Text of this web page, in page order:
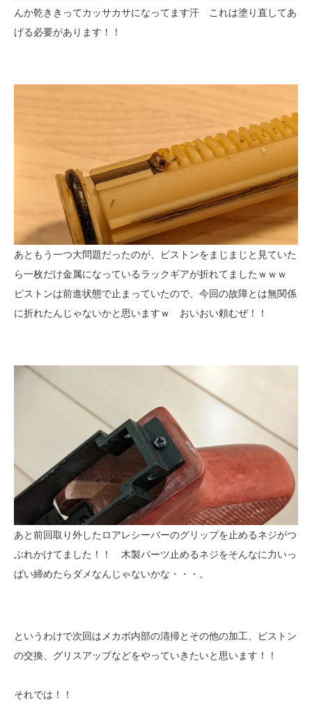
んか乾ききってカッサカサになってます汗 これは塗り直してあ
げる必要があります！！
あともう一つ大問題だったのが、ピストンをまじまじと見ていた
ら一枚だけ金属になっているラックギアが折れてましたｗｗｗ
ピストンは前進状態で止まっていたので、今回の故障とは無関係
に折れたんじゃないかと思いますｗ おいおい頼むぜ！！
あと前回取り外したロアレシーバーのグリップを止めるネジがつ
ぶれかけてました！！ 木製パーツ止めるネジをそんなに力いっ
ぱい締めたらダメなんじゃないかな・・・。
というわけで次回はメカボ内部の清掃とその他の加工、ピストン
の交換、グリスアップなどをやっていきたいと思います！！
それでは！！